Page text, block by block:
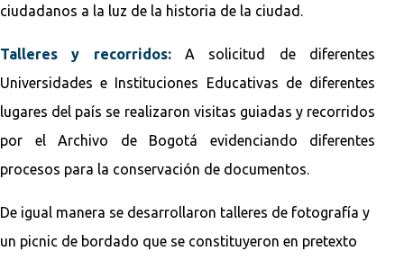
ciudadanos a la luz de la historia de la ciudad.
Talleres y recorridos: A solicitud de diferentes
Universidades e Instituciones Educativas de diferentes
lugares del país se realizaron visitas guiadas y recorridos
por el Archivo de Bogotá evidenciando diferentes
procesos para la conservación de documentos.
De igual manera se desarrollaron talleres de fotografía y
un picnic de bordado que se constituyeron en pretexto